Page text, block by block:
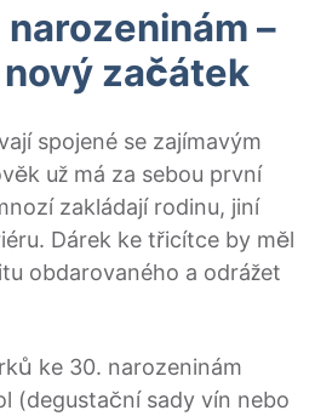
–
začátek
spojené se zajímavým
už má za sebou první
zakládají rodinu, jiní
Dárek ke třicítce by měl
obdarovaného a odrážet
ke 30. narozeninám
(degustační sady vín nebo